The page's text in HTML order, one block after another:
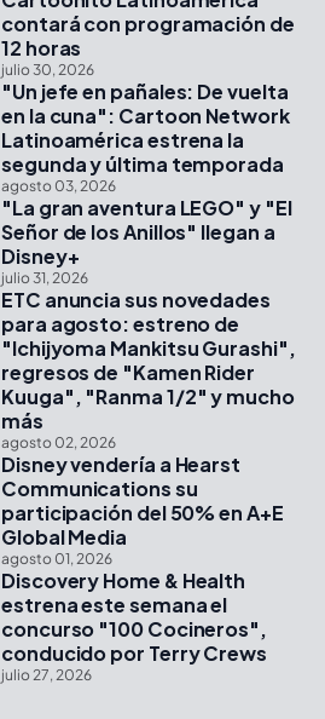
contará con programación de
12 horas
julio 30, 2026
"Un jefe en pañales: De vuelta
en la cuna": Cartoon Network
Latinoamérica estrena la
segunda y última temporada
agosto 03, 2026
"La gran aventura LEGO" y "El
Señor de los Anillos" llegan a
Disney+
julio 31, 2026
ETC anuncia sus novedades
para agosto: estreno de
"Ichijyoma Mankitsu Gurashi",
regresos de "Kamen Rider
Kuuga", "Ranma 1/2" y mucho
más
agosto 02, 2026
Disney vendería a Hearst
Communications su
participación del 50% en A+E
Global Media
agosto 01, 2026
Discovery Home & Health
estrena este semana el
concurso "100 Cocineros",
conducido por Terry Crews
julio 27, 2026